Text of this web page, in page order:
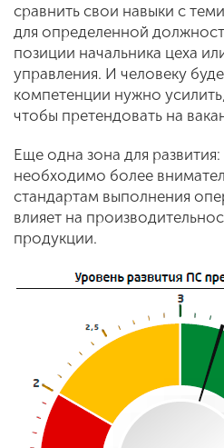
сравнить свои навыки с
для определенной
позиции начальника цеха
управления. И человеку
компетенции нужно
чтобы претендовать на
Еще одна зона для
необходимо более
стандартам выполнения
влияет на
продукции.